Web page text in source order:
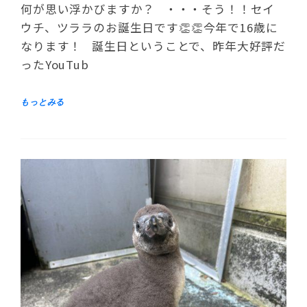
何が思い浮かびますか？ ・・・そう！！セイ
ウチ、ツララのお誕生日です👏👏今年で16歳に
なります！ 誕生日ということで、昨年大好評だ
ったYouTub